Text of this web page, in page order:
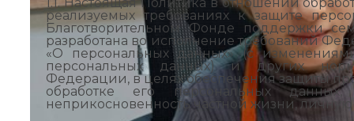
реализуемых требованиях к защите
Благотворительном Фонде поддержки
разработана во исполнение требований
«О персональных данных» (с
персональных данных) и других
Федерации, в целях обеспечения защиты
обработке его персональных
неприкосновенность частной жизни,